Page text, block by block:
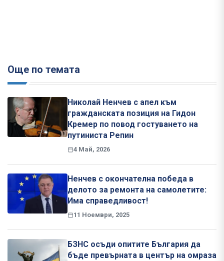
Още по темата
Николай Ненчев с апел към
гражданската позиция на Гидон
Кремер по повод гостуването на
путиниста Репин
4 Май, 2026
Ненчев с окончателна победа в
делото за ремонта на самолетите:
Има справедливост!
11 Ноември, 2025
БЗНС осъди опитите България да
бъде превърната в център на омраза